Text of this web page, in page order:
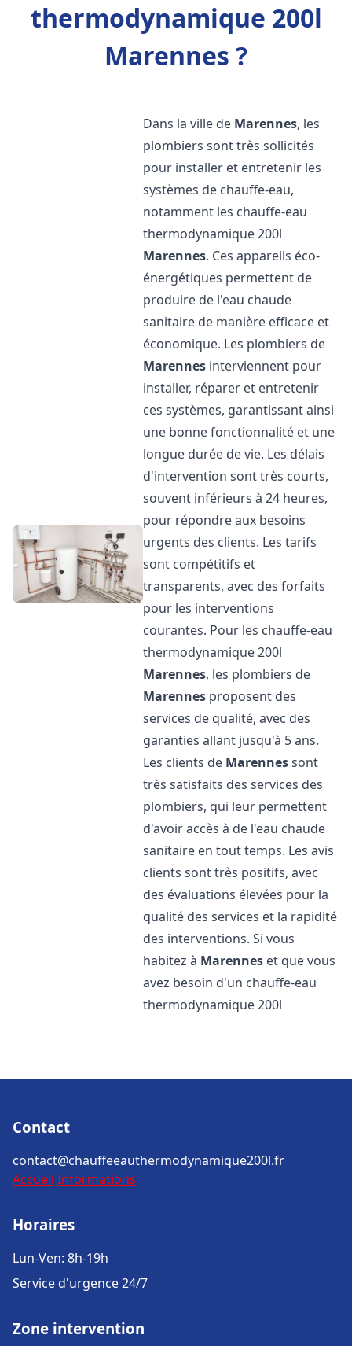
thermodynamique 200l
Marennes ?
Dans la ville de Marennes, les
plombiers sont très sollicités
pour installer et entretenir les
systèmes de chauffe-eau,
notamment les chauffe-eau
thermodynamique 200l
Marennes. Ces appareils éco-
énergétiques permettent de
produire de l'eau chaude
sanitaire de manière efficace et
économique. Les plombiers de
Marennes interviennent pour
installer, réparer et entretenir
ces systèmes, garantissant ainsi
une bonne fonctionnalité et une
longue durée de vie. Les délais
d'intervention sont très courts,
souvent inférieurs à 24 heures,
pour répondre aux besoins
urgents des clients. Les tarifs
sont compétitifs et
transparents, avec des forfaits
pour les interventions
courantes. Pour les chauffe-eau
thermodynamique 200l
Marennes, les plombiers de
Marennes proposent des
services de qualité, avec des
garanties allant jusqu'à 5 ans.
Les clients de Marennessont
très satisfaits des services des
plombiers, qui leur permettent
d'avoir accès à de l'eau chaude
sanitaire en tout temps. Les avis
clients sont très positifs, avec
des évaluations élevées pour la
qualité des services et la rapidité
des interventions. Si vous
habitez à Marennes et que vous
avez besoin d'un chauffe-eau
thermodynamique 200l
Contact
contact@chauffeeauthermodynamique200l.fr
Accueil Informations
Horaires
Lun-Ven: 8h-19h
Service d'urgence 24/7
Zone intervention